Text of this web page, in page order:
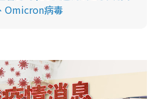
Omicron病毒